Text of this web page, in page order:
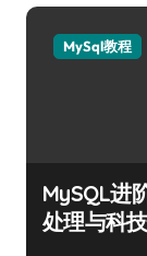
MySql教程
MySQL进
处理与科